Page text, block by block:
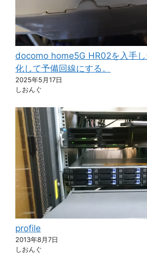
docomo home5G HR02を入手
化して予備回線にする。
2025年5月17日
しおんぐ
profile
2013年8月7日
しおんぐ